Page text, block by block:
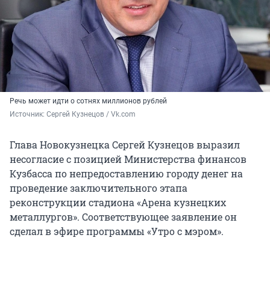
Речь может идти о сотнях миллионов рублей
Источник: Сергей Кузнецов / Vk.com
Глава Новокузнецка Сергей Кузнецов выразил
несогласие с позицией Министерства финансов
Кузбасса по непредоставлению городу денег на
проведение заключительного этапа
реконструкции стадиона «Арена кузнецких
металлургов». Соответствующее заявление он
сделал в эфире программы «Утро с мэром».